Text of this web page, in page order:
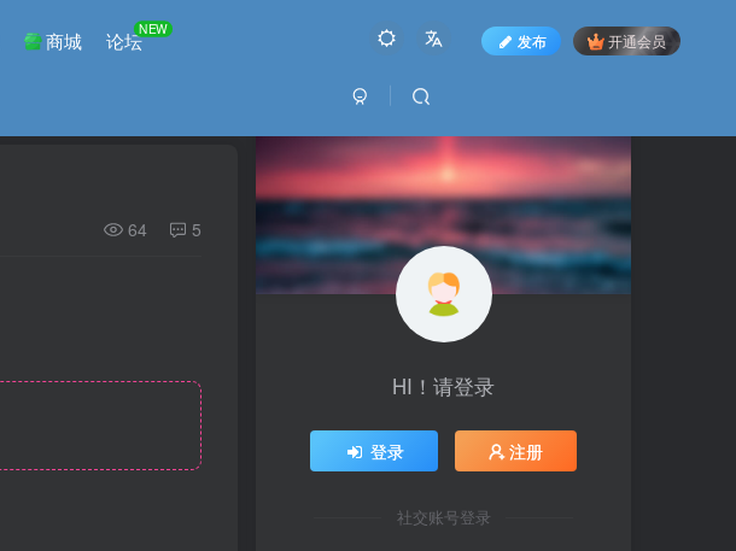
商城 论坛NEW
发布 开通会员
64 5
HI！请登录
登录 注册
社交账号登录